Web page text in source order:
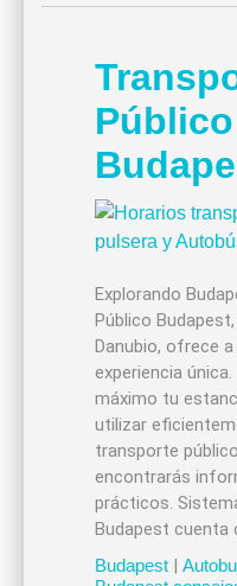
Explorando
Público
Danubio, ofrece
experiencia
máximo tu
utilizar
transporte
encontrarás
prácticos.
Budapest cuenta
Budapest|